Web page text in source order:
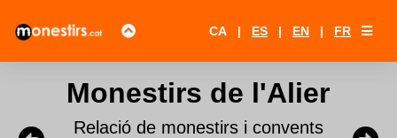
CA | ES | EN | FR
Monestirs de l'Alier
Relació de monestirs i convents